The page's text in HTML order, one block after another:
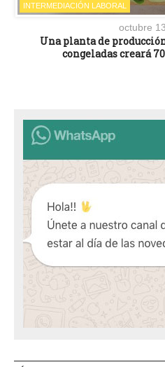
INTERMEDIACIÓN LABORAL
octubre
Una planta de
congeladas creará